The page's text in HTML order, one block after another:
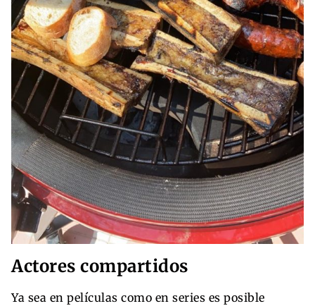
Actores compartidos
Ya sea en películas como en series es posible